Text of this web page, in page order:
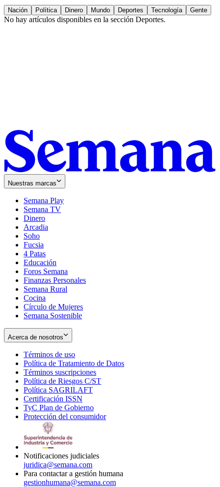
Nación Política Dinero Mundo Deportes Tecnología Gente
No hay artículos disponibles en la sección Deportes.
Nuestras marcas
Semana Play
Semana TV
Dinero
Arcadia
Soho
in
new
window
Fucsia
in
new
window
4 Patas
Educación
Foros Semana
Finanzas Personales
Semana Rural
Cocina
Círculo de Mujeres
Semana Sostenible
Acerca de nosotros
Términos de uso
in
new
window
Política de Tratamiento de Datos
Términos suscripciones
in
Política de Riesgos C/ST
Política SAGRILAFT
new
window
Certificación ISSN
in
new
TyC Plan de Gobierno
in
Protección del consumidorOpens
Notificaciones judiciales
juridica@semana.com
Para contactar a gestión humana
gestionhumana@semana.com